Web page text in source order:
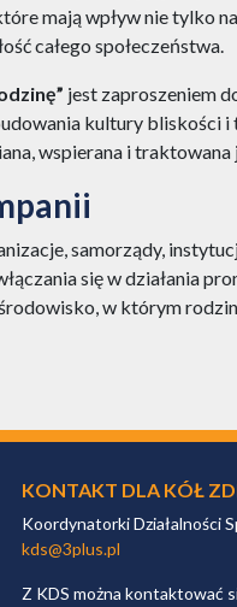
mają wpływ nie tylko
całego społeczeństwa.
jest zaproszeniem
kultury bliskości
wspierana i traktowana
samorządy,
się w działania
w którym
KONTAKT DLA KÓŁ
Koordynatorki Działalności
kds@3plus.pl
Z KDS można kontaktować